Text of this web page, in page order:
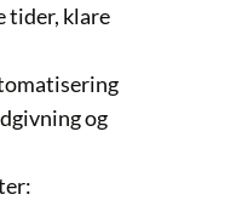
tider, klare
og